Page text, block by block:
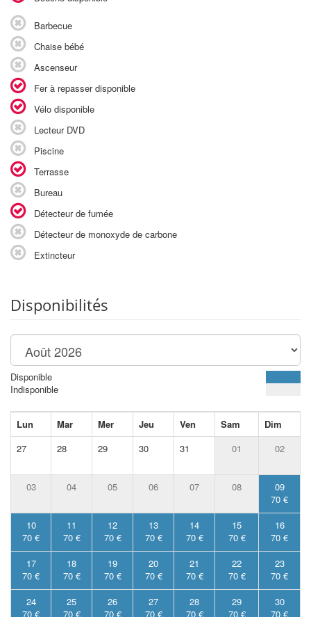
Barbecue
Chaise bébé
Ascenseur
Fer à repasser disponible
Vélo disponible
Lecteur DVD
Piscine
Terrasse
Bureau
Détecteur de fumée
Détecteur de monoxyde de carbone
Extincteur
Disponibilités
Disponible
Indisponible
Lun Mar Mer Jeu Ven Sam
Dim
27
28 29 30 31 01 02
03 04 05 06 07 08
09
70 €
10
70 €
11
70 €
12
70 €
13
70 €
14
70 €
15
70 €
16
70 €
17
70 €
18
70 €
19
70 €
20
70 €
21
70 €
22
70 €
23
70 €
24
70 €
25
70 €
26
70 €
27
70 €
28
70 €
29
70 €
30
70 €